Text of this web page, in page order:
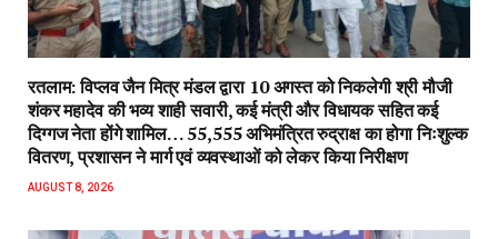
रतलाम: विप्लव जैन मित्र मंडल द्वारा 10 अगस्त को निकलेगी श्री मौजी
शंकर महादेव की भव्य शाही सवारी, कई मंत्री और विधायक सहित कई
दिग्गज नेता होंगे शामिल… 55,555 अभिमंत्रित रुद्राक्ष का होगा निःशुल्क
वितरण, प्रशासन ने मार्ग एवं व्यवस्थाओं को लेकर किया निरीक्षण
AUGUST 8, 2026